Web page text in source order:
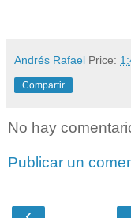
Andrés Rafael Price:
Compartir
No hay
Publicar un